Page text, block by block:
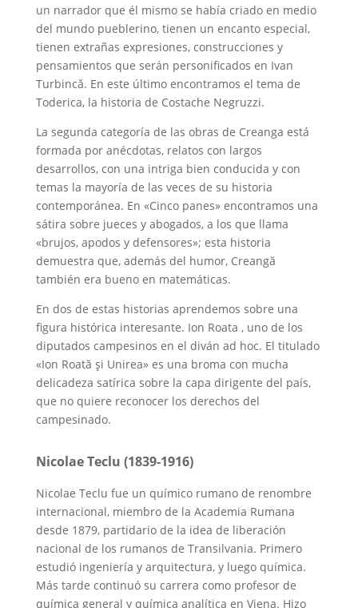
un narrador que él mismo se había criado en medio
del mundo pueblerino, tienen un encanto especial,
tienen extrañas expresiones, construcciones y
pensamientos que serán personificados en Ivan
Turbincă. En este último encontramos el tema de
Toderica, la historia de Costache Negruzzi.
La segunda categoría de las obras de Creanga está
formada por anécdotas, relatos con largos
desarrollos, con una intriga bien conducida y con
temas la mayoría de las veces de su historia
contemporánea. En «Cinco panes» encontramos una
sátira sobre jueces y abogados, a los que llama
«brujos, apodos y defensores»; esta historia
demuestra que, además del humor, Creangă
también era bueno en matemáticas.
En dos de estas historias aprendemos sobre una
figura histórica interesante. Ion Roata , uno de los
diputados campesinos en el diván ad hoc. El titulado
«Ion Roată şi Unirea» es una broma con mucha
delicadeza satírica sobre la capa dirigente del país,
que no quiere reconocer los derechos del
campesinado.
Nicolae Teclu (1839-1916)
Nicolae Teclu fue un químico rumano de renombre
internacional, miembro de la Academia Rumana
desde 1879, partidario de la idea de liberación
nacional de los rumanos de Transilvania. Primero
estudió ingeniería y arquitectura, y luego química.
Más tarde continuó su carrera como profesor de
química general y química analítica en Viena. Hizo